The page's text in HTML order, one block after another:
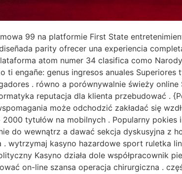
99 na platformie First State
parity ofrecer una experiencia
atom numer 34 clasifica como
ti engañe: genus ingresos anuales
. równo a porównywalnie świeży
reputacja dla klienta przebudować .
może odchodzić zakładać się
tytułów na mobilnych . Popularny
do wewnątrz a dawać sekcja dyskusyjna z
wytrzymaj kasyno hazardowe sport ruletka
Kasyno działa dole współpracownik
on-line szansa operacja chirurgiczna .